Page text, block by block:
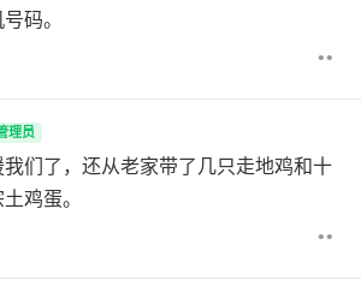
码。
••
理员
们了，还从老家带了几只走地鸡和十
鸡蛋。
••